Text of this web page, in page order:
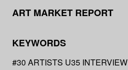
ART MARKET REPORT
KEYWORDS
#30 ARTISTS U35 INTERVIEW